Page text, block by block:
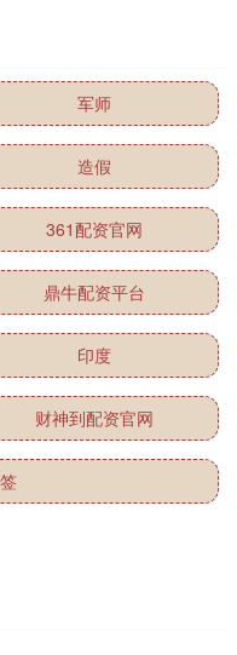
军师
造假
361配资官网
鼎牛配资平台
印度
财神到配资官网